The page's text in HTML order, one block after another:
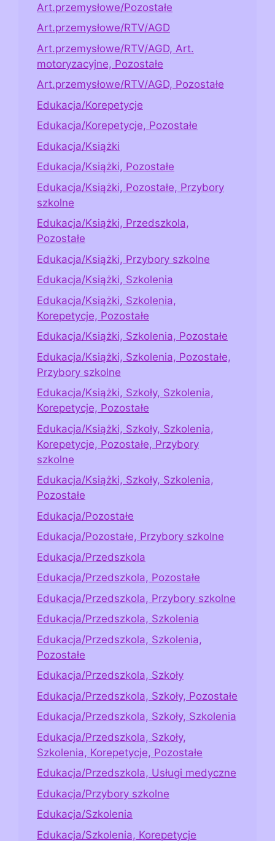
Art.przemysłowe/Pozostałe
Art.przemysłowe/RTV/AGD
Art.przemysłowe/RTV/AGD, Art.
motoryzacyjne, Pozostałe
Art.przemysłowe/RTV/AGD, Pozostałe
Edukacja/Korepetycje
Edukacja/Korepetycje, Pozostałe
Edukacja/Książki
Edukacja/Książki, Pozostałe
Edukacja/Książki, Pozostałe, Przybory
szkolne
Edukacja/Książki, Przedszkola,
Pozostałe
Edukacja/Książki, Przybory szkolne
Edukacja/Książki, Szkolenia
Edukacja/Książki, Szkolenia,
Korepetycje, Pozostałe
Edukacja/Książki, Szkolenia, Pozostałe
Edukacja/Książki, Szkolenia, Pozostałe,
Przybory szkolne
Edukacja/Książki, Szkoły, Szkolenia,
Korepetycje, Pozostałe
Edukacja/Książki, Szkoły, Szkolenia,
Korepetycje, Pozostałe, Przybory
szkolne
Edukacja/Książki, Szkoły, Szkolenia,
Pozostałe
Edukacja/Pozostałe
Edukacja/Pozostałe, Przybory szkolne
Edukacja/Przedszkola
Edukacja/Przedszkola, Pozostałe
Edukacja/Przedszkola, Przybory szkolne
Edukacja/Przedszkola, Szkolenia
Edukacja/Przedszkola, Szkolenia,
Pozostałe
Edukacja/Przedszkola, Szkoły
Edukacja/Przedszkola, Szkoły, Pozostałe
Edukacja/Przedszkola, Szkoły, Szkolenia
Edukacja/Przedszkola, Szkoły,
Szkolenia, Korepetycje, Pozostałe
Edukacja/Przedszkola, Usługi medyczne
Edukacja/Przybory szkolne
Edukacja/Szkolenia
Edukacja/Szkolenia, Korepetycje